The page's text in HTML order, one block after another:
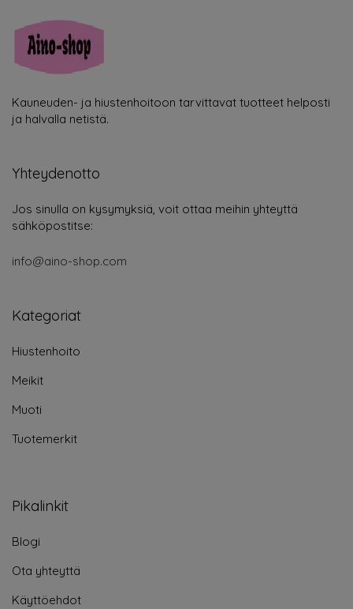
Kauneuden- ja hiustenhoitoon tarvittavat tuotteet helposti
ja halvalla netistä.
Yhteydenotto
Jos sinulla on kysymyksiä, voit ottaa meihin yhteyttä
sähköpostitse:
info@aino-shop.com
Kategoriat
Hiustenhoito
Meikit
Muoti
Tuotemerkit
Pikalinkit
Blogi
Ota yhteyttä
Käyttöehdot